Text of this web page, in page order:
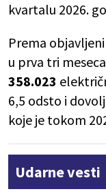
kvartalu 2026.
Prema
u prva tri
358.023
6,5 odsto i
koje je tokom
Udarne vesti